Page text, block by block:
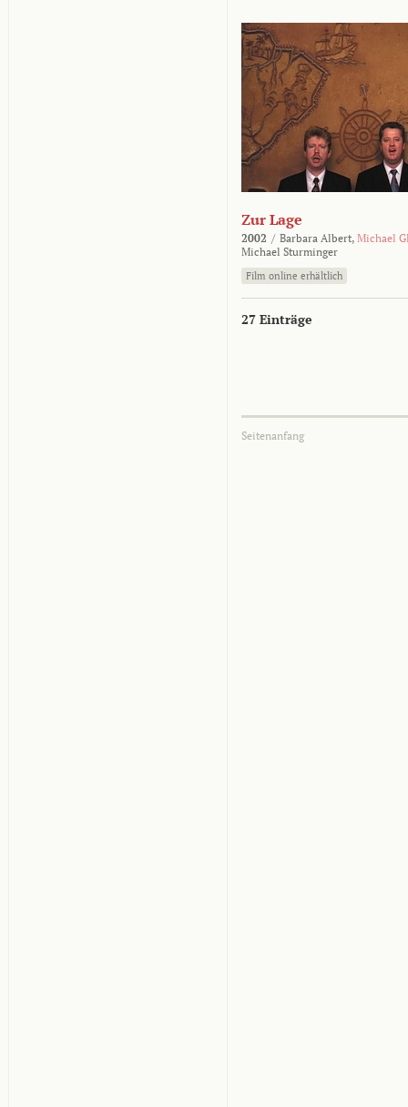
Zur Lage
2002 / Barbara Albert, Michael
Michael Sturminger
Film online erhältlich
27 Einträge
Seitenanfang